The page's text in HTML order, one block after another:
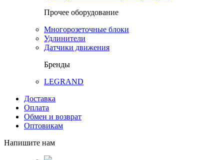
Прочее оборудование
Многорозеточные блоки
Удлинители
Датчики движения
Бренды
LEGRAND
Доставка
Оплата
Обмен и возврат
Оптовикам
Напишите нам